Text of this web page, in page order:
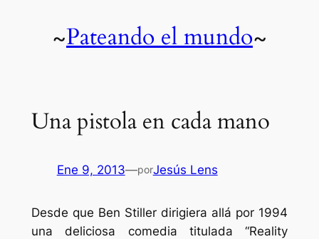
~Pateando el mundo~
Una pistola en cada mano
Ene 9, 2013—porJesús Lens
Desde que Ben Stiller dirigiera allá por 1994
una deliciosa comedia titulada “Reality